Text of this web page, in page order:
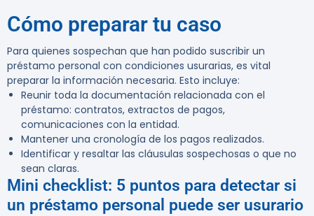
Cómo preparar tu caso
Para quienes sospechan que han podido suscribir un
préstamo personal con condiciones usurarias, es vital
preparar la información necesaria. Esto incluye:
Reunir toda la documentación relacionada con el
préstamo: contratos, extractos de pagos,
comunicaciones con la entidad.
Mantener una cronología de los pagos realizados.
Identificar y resaltar las cláusulas sospechosas o que no
sean claras.
Mini checklist: 5 puntos para detectar si
un préstamo personal puede ser usurario